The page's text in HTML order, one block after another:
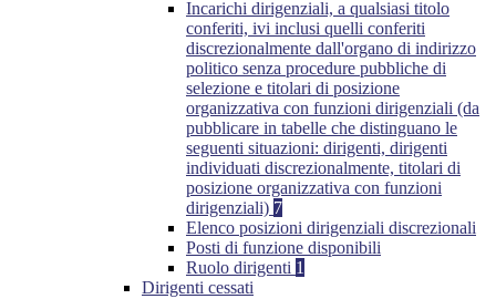
Incarichi dirigenziali, a qualsiasi titolo
conferiti, ivi inclusi quelli conferiti
discrezionalmente dall'organo di indirizzo
politico senza procedure pubbliche di
selezione e titolari di posizione
organizzativa con funzioni dirigenziali (da
pubblicare in tabelle che distinguano le
seguenti situazioni: dirigenti, dirigenti
individuati discrezionalmente, titolari di
posizione organizzativa con funzioni
dirigenziali) 7
Elenco posizioni dirigenziali discrezionali
Posti di funzione disponibili
Ruolo dirigenti 1
Dirigenti cessati